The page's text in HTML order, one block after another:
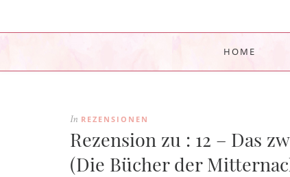
HOME
In REZENSIONEN
Rezension zu : 12 – Das
(Die Bücher der